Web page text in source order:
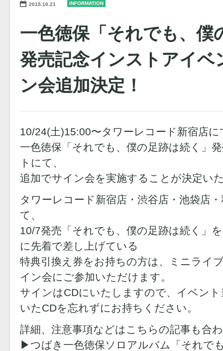
2015.10.21 INFORMATION
一色徳保「それでも、僕
発売記念インストアイベ
ン会追加決定！
10/24(土)15:00〜タワーレコード新宿店に
一色徳保「それでも、僕の足跡は続く」
トにて、
追加でサイン会を実施することが決定い
タワーレコード新宿店・渋谷店・池袋店
て、
10/7発売「それでも、僕の足跡は続く」
に先着で差し上げている
特典引換え券をお持ちの方は、ミニライ
イン会にご参加いただけます。
サインはCDにいたしますので、イベン
いたCDを忘れずにお持ちください。
詳細、注意事項などはこちらの記事も合
▶︎つばき一色徳保ソロアルバム「それで